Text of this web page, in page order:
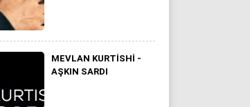
MEVLAN KURTISHI -
AŞKIN SARDI